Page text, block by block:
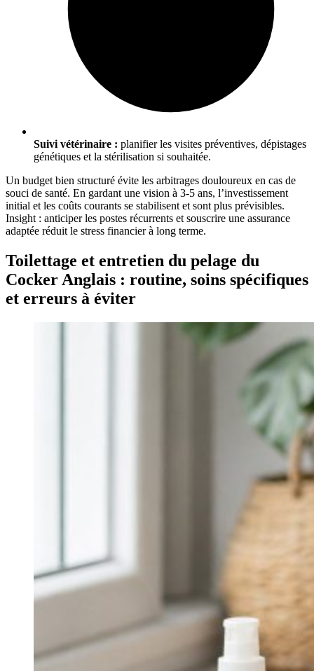
Suivi vétérinaire : planifier les visites préventives, dépistages
génétiques et la stérilisation si souhaitée.
Un budget bien structuré évite les arbitrages douloureux en cas de
souci de santé. En gardant une vision à 3-5 ans, l’investissement
initial et les coûts courants se stabilisent et sont plus prévisibles.
Insight : anticiper les postes récurrents et souscrire une assurance
adaptée réduit le stress financier à long terme.
Toilettage et entretien du pelage du
Cocker Anglais : routine, soins spécifiques
et erreurs à éviter